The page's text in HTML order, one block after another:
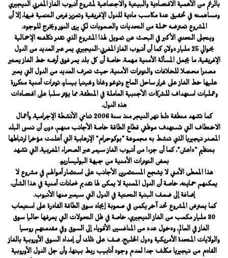
بالرغم من الأهمية الاقتصادية والبيئية والاجتماعية لمشروع أنبوب الغاز المغربي النيجيري
ومساهمته في تحقيق عدة مكاسب مادية للدول الإفريقية وتعزيز فرص التنمية فيها، إلا أن
المشروع تعترضه جملة من التحديات والصعوبات لكي يرى النور ويخرج للوجود.
ويتجلى التحدي الأكبر في البحث عن تمويل لهذا المشروع الذي تقدر تكلفته الإجمالية
بحوالي 25 مليار دولار، كما أن أنبوب الغاز المغربي-النيجيري يمر عبر العديد من الدول
الإفريقية، ما يجعل المسألة الأمنية مهمة، خاصة أن كل بلد يمر فوق أرضه خط الغاز يعتبر
مصدرا محتملا للخلافات والتوترات الأمنية، حيث تعرف العديد من الدول التي يعبر
عليها خط الغاز على غرار ساحل العاج وتوغو وغانا وغينيا بيساو، توترات أمنية متكررة
وعمليات استهداف للشركات الأجنبية العاملة في المنطقة، مما يؤثر سلبا على اقتصادات
هذه الدول.
كما تشهد منطقة دلتا نهر النيجر منذ سنة 2006 تنامي الأنشطة الإجرامية، وأعمال
الاختطاف التي تستهدف موظفي قطاع الطاقة خاصة الأجانب منهم، دون أن ننسى البلد
المصدر نيجيريا الذي تنشط به مجموعة "بوكوحرام" الإرهابية التي أعلنت مؤخرا ارتباطها
بتنظيم "داعش"، كما أن جزءا من أنبوب الغاز سيمر عبر الصحراء المغربية، التي تشهد
بعض التوترات الأمنية من جبهة البوليساريو.
هذا المعطى الأمني لا يشجع المستثمرين الأجانب على استثمار أموالهم في مشروع لا
يمكنهم حمايته، خاصة أن الدول المعنية لا يمكن لها تقديم ضمانات أمنية في هذا الشأن،
إضافة إلى ضعف البنية التحتية في الدول التي سيعبر منها الأنبوب.
كما يعترض المشروع تحد آخر يكمن في صعوبة إيجاد سوق الطاقة القادرة على استيعاب
30 مليار مكعب من الغاز النيجيري، خاصة في ظل التحولات التي يعرفها حاليا سوق
الغاز في العالم، ودخول عدد من المنافسين الأقوياء إلى السوق وفي مقدمتهم روسيا
والولايات المتحدة الأمريكية ودول الخليج، ضف على ذلك أن إمداد السوق الأوروبية بالغاز
القادم من نيجيريا مكلف جدا لعدم وجود أنابيب ربط بينها، وأن جل الدول الأوروبية